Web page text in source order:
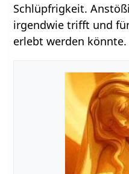
Schlüpfrigkeit.
irgendwie trifft und
erlebt werden könnte.